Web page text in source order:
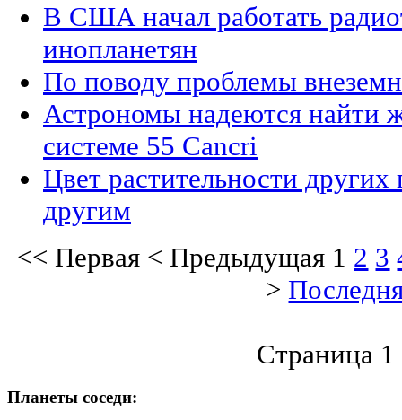
В США начал работать
инопланетян
По поводу проблемы
Астрономы надеются найти
системе 55 Cancri
Цвет растительности
другим
<< Первая < Предыдущая 1 2 3
>
Страница 1
Планеты соседи: